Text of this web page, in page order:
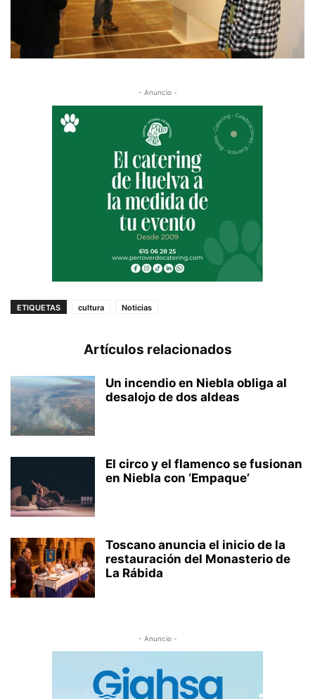
- Anuncio -
ETIQUETAS cultura Noticias
Artículos relacionados
Un incendio en Niebla obliga al
desalojo de dos aldeas
El circo y el flamenco se fusionan
en Niebla con ‘Empaque’
Toscano anuncia el inicio de la
restauración del Monasterio de
La Rábida
- Anuncio -